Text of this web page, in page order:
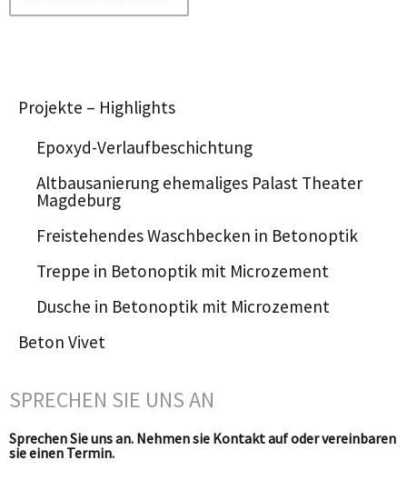
Projekte – Highlights
Epoxyd-Verlaufbeschichtung
Altbausanierung ehemaliges Palast Theater
Magdeburg
Freistehendes Waschbecken in Betonoptik
Treppe in Betonoptik mit Microzement
Dusche in Betonoptik mit Microzement
Beton Vivet
SPRECHEN SIE UNS AN
Sprechen Sie uns an. Nehmen sie Kontakt auf oder vereinbaren
sie einen Termin.